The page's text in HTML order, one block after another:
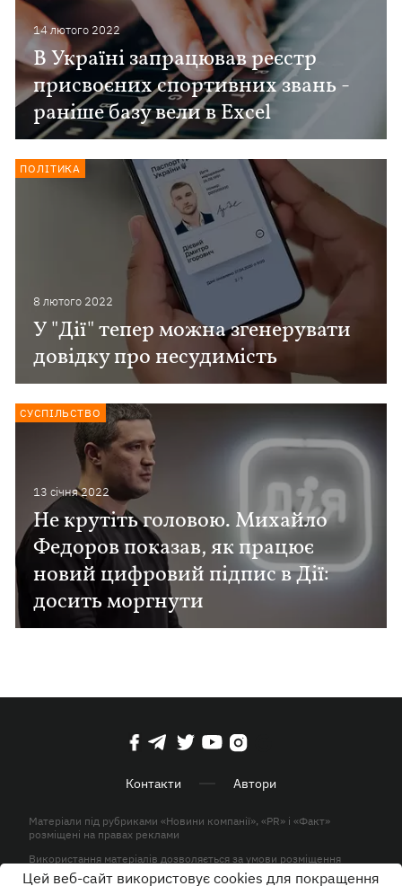
14 лютого 2022
В Україні запрацював реєстр
присвоєних спортивних звань -
раніше базу вели в Excel
8 лютого 2022
У "Дії" тепер можна згенерувати
довідку про несудимість
ПОЛІТИКА
13 сiчня 2022
Не крутіть головою. Михайло
Федоров показав, як працює
новий цифровий підпис в Дії:
досить моргнути
СУСПІЛЬСТВО
Контакти Автори
Матеріали під рубриками «Новини компанії», «PR» і «Факт»
розміщені на правах реклами
Використання матеріалів дозволяється за умови розміщення
активного гіперпосилання на KP.UA в першому абзаці.
Цей веб-сайт використовує cookies для покращення